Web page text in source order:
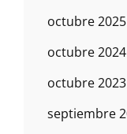
octubre 2025
octubre 2024
octubre 2023
septiembre